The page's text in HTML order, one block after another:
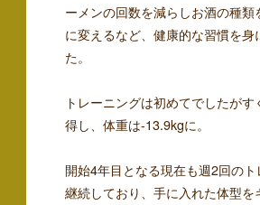
ーメンの回数を減らしお酒の種類
に変えるなど、健康的な習慣を身
た。
トレーニングは初めてでしたがす
得し、体重は-13.9kgに。
開始4年目となる現在も週2回の
継続しており、手に入れた体型を